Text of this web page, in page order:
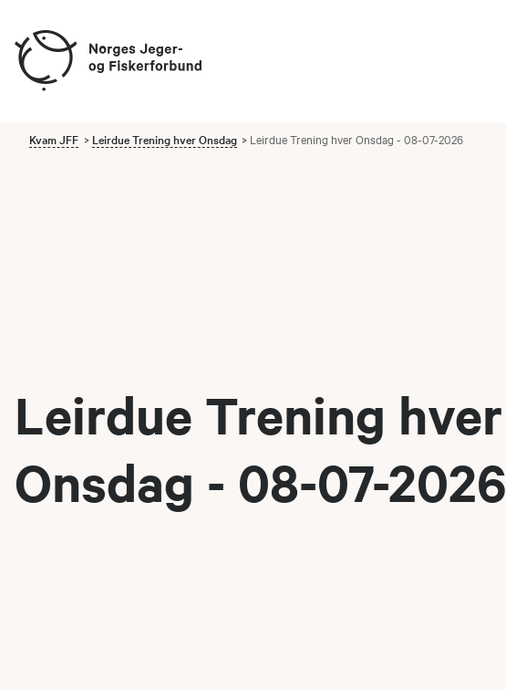
Kvam JFF Leirdue Trening hver Onsdag Leirdue Trening hver Onsdag - 08-07-2026
Leirdue Trening hver
Onsdag - 08-07-2026